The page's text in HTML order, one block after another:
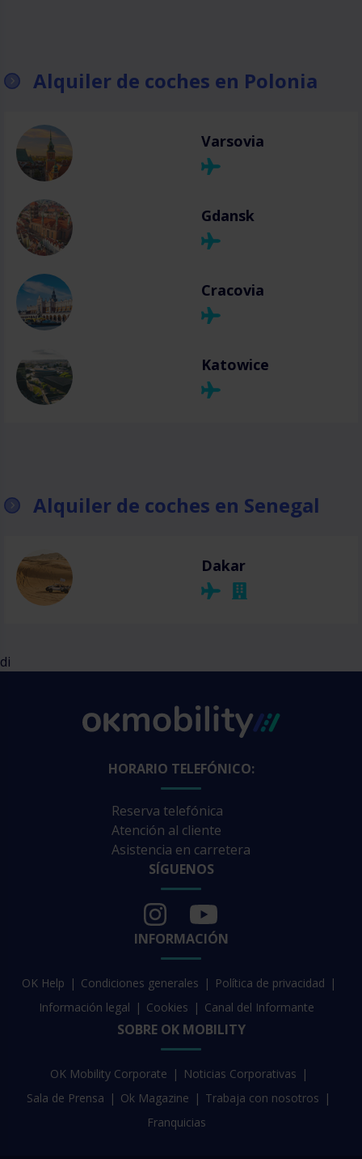
Alquiler de coches en Polonia
Varsovia
Gdansk
Cracovia
Katowice
Alquiler de coches en Senegal
Dakar
di
HORARIO TELEFÓNICO:
Reserva telefónica
Atención al cliente
Asistencia en carretera
SÍGUENOS
INFORMACIÓN
OK Help Condiciones generales
Política de privacidad
Información legal
Cookies Canal del Informante
SOBRE OK MOBILITY
OK Mobility Corporate
Noticias Corporativas
Sala de Prensa
Ok Magazine
Trabaja con nosotros
Franquicias